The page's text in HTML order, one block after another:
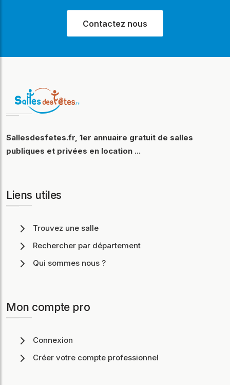
Contactez nous
Sallesdesfetes.fr, 1er annuaire gratuit de salles
publiques et privées en location ...
Liens utiles
Trouvez une salle
Rechercher par département
Qui sommes nous ?
Mon compte pro
Connexion
Créer votre compte professionnel